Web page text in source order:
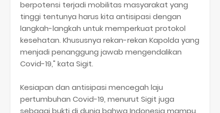
berpotensi terjadi mobilitas masyarakat yang
tinggi tentunya harus kita antisipasi dengan
langkah-langkah untuk memperkuat protokol
kesehatan. Khususnya rekan-rekan Kapolda yang
menjadi penanggung jawab mengendalikan
Covid-19," kata Sigit.
Kesiapan dan antisipasi mencegah laju
pertumbuhan Covid-19, menurut Sigit juga
sebagai bukti di dunia bahwa Indonesia mampu